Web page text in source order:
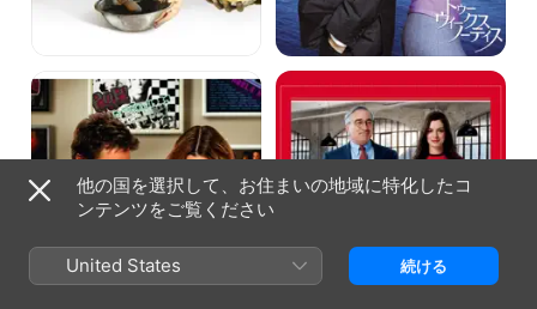
ラ
ブ
ソ
ン
グ
が
で
ま
マ
イ・
タ
ー
ン
他の国を選択して、お住まいの地域に特化したコ
ンテンツをご覧ください
United States 続ける